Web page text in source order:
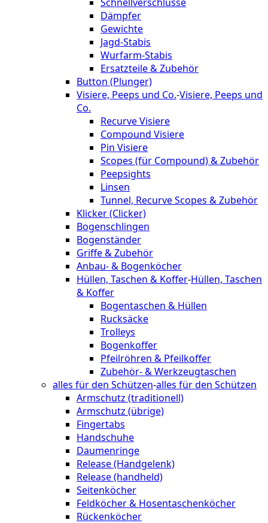
Dämpfer
Gewichte
Jagd-Stabis
Wurfarm-Stabis
Ersatzteile & Zubehör
Button (Plunger)
Visiere, Peeps und Co.-Visiere, Peeps und
Co.
Recurve Visiere
Compound Visiere
Pin Visiere
Scopes (für Compound) & Zubehör
Peepsights
Linsen
Tunnel, Recurve Scopes & Zubehör
Klicker (Clicker)
Bogenschlingen
Bogenständer
Griffe & Zubehör
Anbau- & Bogenköcher
Hüllen, Taschen & Koffer-Hüllen, Taschen
& Koffer
Bogentaschen & Hüllen
Rucksäcke
Trolleys
Bogenkoffer
Pfeilröhren & Pfeilkoffer
Zubehör- & Werkzeugtaschen
alles für den Schützen-alles für den Schützen
Armschutz (traditionell)
Armschutz (übrige)
Fingertabs
Handschuhe
Daumenringe
Release (Handgelenk)
Release (handheld)
Seitenköcher
Feldköcher & Hosentaschenköcher
Rückenköcher